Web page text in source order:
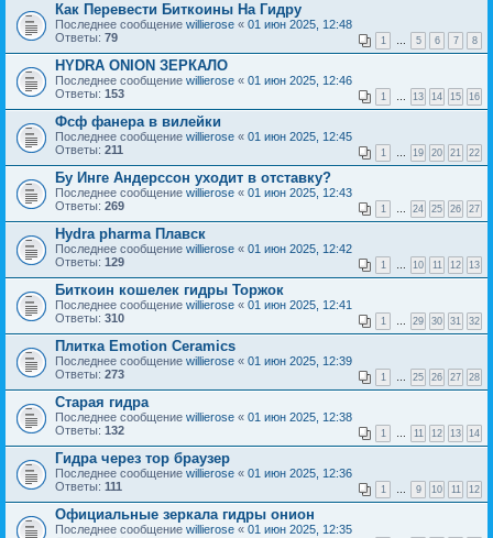
Как Перевести Биткоины На Гидру
Последнее сообщение willierose « 01 июн 2025, 12:48
Ответы: 79 1 … 5 6 7 8
HYDRA ONION ЗЕРКАЛО
Последнее сообщение willierose « 01 июн 2025, 12:46
Ответы: 153 1 … 13 14 15 16
Фсф фанера в вилейки
Последнее сообщение willierose « 01 июн 2025, 12:45
Ответы: 211 1 … 19 20 21 22
Бу Инге Андерссон уходит в отставку?
Последнее сообщение willierose « 01 июн 2025, 12:43
Ответы: 269 1 … 24 25 26 27
Hydra pharma Плавск
Последнее сообщение willierose « 01 июн 2025, 12:42
Ответы: 129 1 … 10 11 12 13
Биткоин кошелек гидры Торжок
Последнее сообщение willierose « 01 июн 2025, 12:41
Ответы: 310 1 … 29 30 31 32
Плитка Emotion Ceramics
Последнее сообщение willierose « 01 июн 2025, 12:39
Ответы: 273 1 … 25 26 27 28
Старая гидра
Последнее сообщение willierose « 01 июн 2025, 12:38
Ответы: 132 1 … 11 12 13 14
Гидра через тор браузер
Последнее сообщение willierose « 01 июн 2025, 12:36
Ответы: 111 1 … 9 10 11 12
Официальные зеркала гидры онион
Последнее сообщение willierose « 01 июн 2025, 12:35